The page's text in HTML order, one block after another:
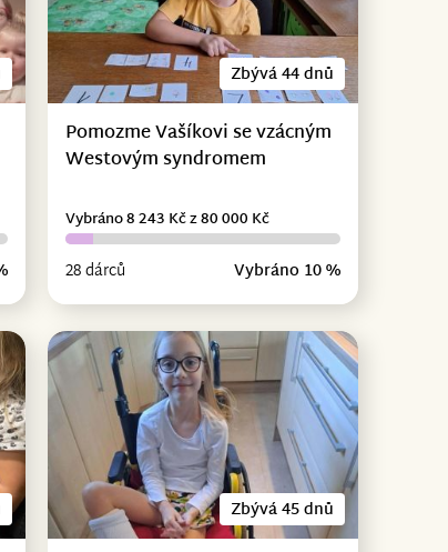
Zbývá 44 dnů
Pomozme Vašíkovi se vzácným
Westovým syndromem
28 dárců Vybráno 10 %
Vybráno 8 243 Kč z 80 000 Kč
Zbývá 45 dnů